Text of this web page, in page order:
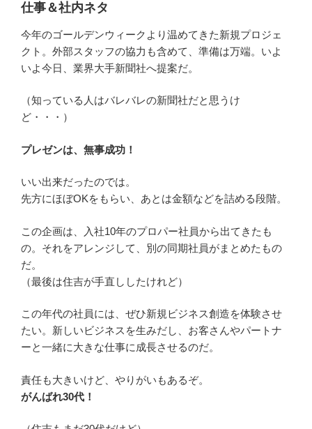
仕事＆社内ネタ
今年のゴールデンウィークより温めてきた新規プロジェ
クト。外部スタッフの協力も含めて、準備は万端。いよ
いよ今日、業界大手新聞社へ提案だ。
（知っている人はバレバレの新聞社だと思うけ
ど・・・）
プレゼンは、無事成功！
いい出来だったのでは。
先方にほぼOKをもらい、あとは金額などを詰める段階。
この企画は、入社10年のプロパー社員から出てきたも
の。それをアレンジして、別の同期社員がまとめたもの
だ。
（最後は住吉が手直ししたけれど）
この年代の社員には、ぜひ新規ビジネス創造を体験させ
たい。新しいビジネスを生みだし、お客さんやパートナ
ーと一緒に大きな仕事に成長させるのだ。
責任も大きいけど、やりがいもあるぞ。
がんばれ30代！